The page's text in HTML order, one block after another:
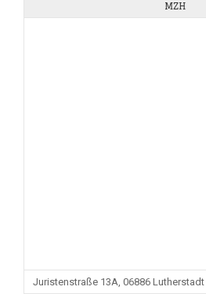
MZH
Juristenstraße 13A, 06886